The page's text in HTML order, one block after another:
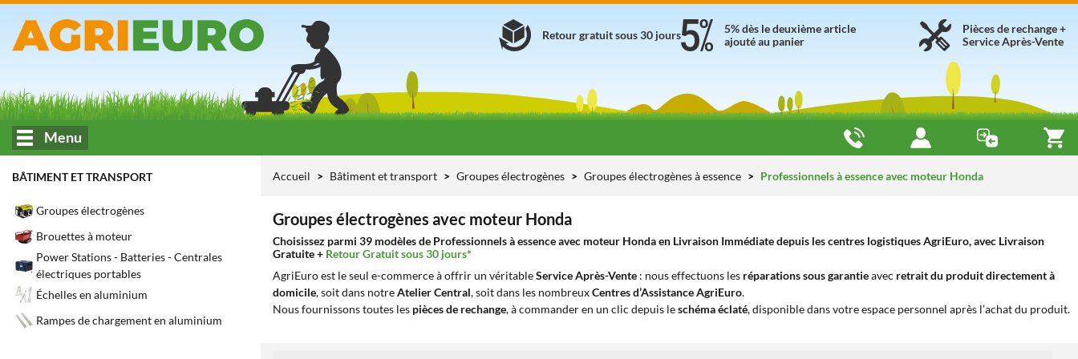
Pièces de rechange +
Service Après-Vente
5% dès le deuxième article
ajouté au panier
Retour gratuit sous 30 jours
Menu
BÂTIMENT ET TRANSPORT
Groupes électrogènes
Brouettes à moteur
Power Stations - Batteries - Centrales
électriques portables
Échelles en aluminium
Rampes de chargement en aluminium
Accueil Bâtiment et transport Groupes électrogènes Groupes électrogènes à essence Professionnels à essence avec moteur Honda
Groupes électrogènes avec moteur Honda
Choisissez parmi 39 modèles de Professionnels à essence avec moteur Honda en Livraison Immédiate depuis les centres logistiques AgriEuro, avec Livraison
Gratuite + Retour Gratuit sous 30 jours*
AgriEuro est le seul e-commerce à offrir un véritableService Après-Vente : nous effectuons les réparations sous garantieavec retrait du produit directement à
domicile, soit dans notreAtelier Central, soit dans les nombreuxCentres d’Assistance AgriEuro.
Nous fournissons toutes les pièces de rechange, à commander en un clic depuis leschéma éclaté, disponible dans votre espace personnel après l’achat du produit.